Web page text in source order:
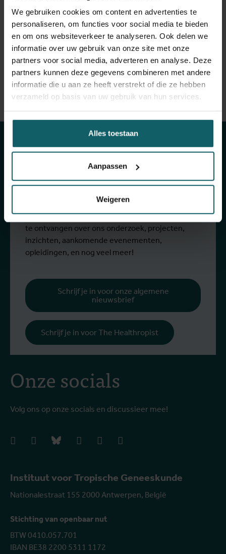
We gebruiken cookies om content en advertenties te
personaliseren, om functies voor social media te bieden
en om ons websiteverkeer te analyseren. Ook delen we
informatie over uw gebruik van onze site met onze
partners voor social media, adverteren en analyse. Deze
partners kunnen deze gegevens combineren met andere
informatie die u aan ze heeft verstrekt of die ze hebben
verzameld op basis van uw gebruik van hun services.
Alles toestaan
Aanpassen
Weigeren
her experience in clinical trials and the pharmaceutical
sector, Yu-Tan contributes to projects that strengthen
national research ethics committee accreditation
systems and enhance the capacity of ethics committees
to review clinical trials in sub-Saharan Africa.
Instituut voor Tropische Geneeskunde
Nationalestraat 155 2000 Antwerpen, België
Stichting van openbaar nut
BTW 0410.057.701
IBAN BE38 2200 5311 1172
Onze socials
Volg ons op onze socials en discussieer mee!
facebookinstagrambluesky linkedIn youtube
Blijf op de hoogte
van onze
activiteiten
The Healthropist, onze nieuwsbrief
fondsenwerving, om (twee)maandelijkse updates
te ontvangen over ons onderzoek, projecten,
inzichten, aankomende evenementen,
opleidingen, en nog veel meer!
Schrijf je in voor onze algemene
nieuwsbrief
Schrijf je in voor The Healthropist